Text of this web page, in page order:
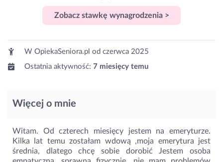
Zobacz stawkę wynagrodzenia >
W OpiekaSeniora.pl od czerwca 2025
Ostatnia aktywność: 7 miesięcy temu
Więcej o mnie
Witam. Od czterech miesięcy jestem na emeryturze.
Kilka lat temu zostałam wdową ,moja emerytura jest
średnia, dlatego chcę sobie dorobić Jestem osoba